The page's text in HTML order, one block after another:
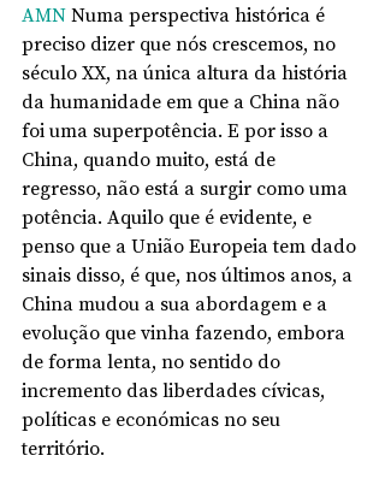
AMN Numa perspectiva histórica é
preciso dizer que nós crescemos, no
século XX, na única altura da história
da humanidade em que a China não
foi uma superpotência. E por isso a
China, quando muito, está de
regresso, não está a surgir como uma
potência. Aquilo que é evidente, e
penso que a União Europeia tem dado
sinais disso, é que, nos últimos anos, a
China mudou a sua abordagem e a
evolução que vinha fazendo, embora
de forma lenta, no sentido do
incremento das liberdades cívicas,
políticas e económicas no seu
território.